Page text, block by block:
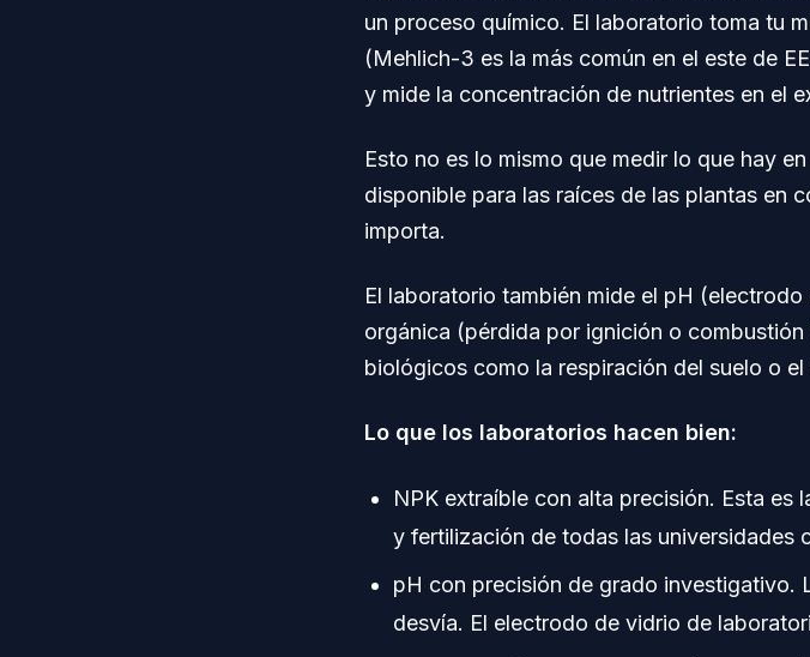
un proceso químico. El laboratorio toma tu
(Mehlich-3 es la más común en el este de
y mide la concentración de nutrientes en el
Esto no es lo mismo que medir lo que hay
disponible para las raíces de las plantas en
importa.
El laboratorio también mide el pH
orgánica (pérdida por ignición o
biológicos como la respiración del suelo o
Lo que los laboratorios hacen bien:
NPK extraíble con alta precisión. Esta es
y fertilización de todas las universidades
pH con precisión de grado investigativo.
desvía. El electrodo de vidrio de